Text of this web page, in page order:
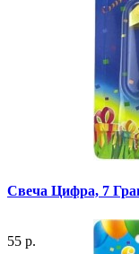
Свеча Цифра, 7
55 р.